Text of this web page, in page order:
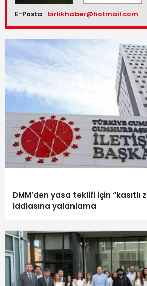
E-Posta birlikhaber@hotmail.com
DMM’den yasa teklifi için “kasıtlı
iddiasına yalanlama